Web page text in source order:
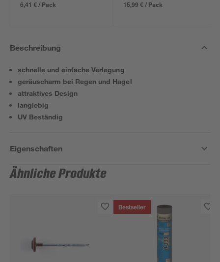
6,41 € / Pack
15,99 € / Pack
Beschreibung
schnelle und einfache Verlegung
geräuscharm bei Regen und Hagel
attraktives Design
langlebig
UV Beständig
Eigenschaften
Ähnliche Produkte
Bestseller